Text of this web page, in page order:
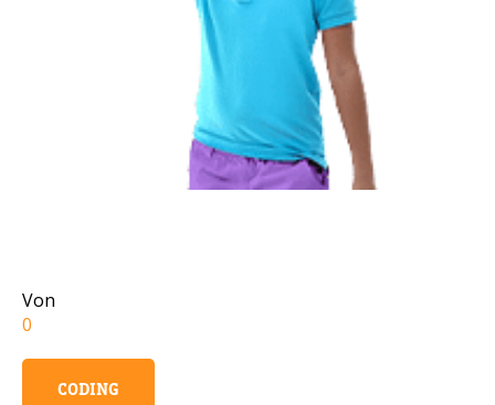
Von
0
CODING
Lesen Sie unsere Datenschutzbestimmungen
BITTE KONTAKTIEREN SIE MICH